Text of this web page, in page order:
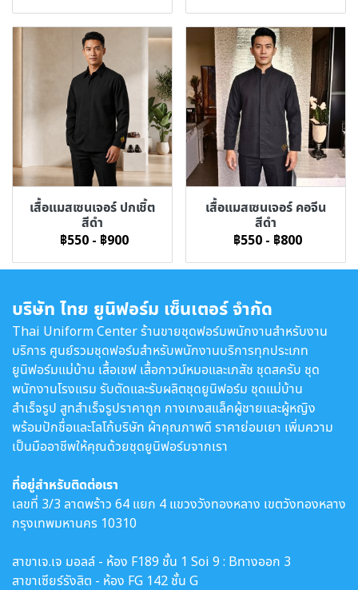
เสื้อแมสเซนเจอร์ ปกเชิ้ต
สีดำ
฿550 - ฿900
เสื้อแมสเซนเจอร์ คอจีน
สีดำ
฿550 - ฿800
บริษัท ไทย ยูนิฟอร์ม เซ็นเตอร์ จำกัด
Thai Uniform Center ร้านขายชุดฟอร์มพนักงานสำหรับงาน
บริการ ศูนย์รวมชุดฟอร์มสำหรับพนักงานบริการทุกประเภท
ยูนิฟอร์มแม่บ้าน เสื้อเชฟ เสื้อกาวน์หมอและเภสัช ชุดสครับ ชุด
พนักงานโรงแรม รับตัดและรับผลิตชุดยูนิฟอร์ม ชุดแม่บ้าน
สำเร็จรูป สูทสำเร็จรูปราคาถูก กางเกงสแล็คผู้ชายและผู้หญิง
พร้อมปักชื่อและโลโก้บริษัท ผ้าคุณภาพดี ราคาย่อมเยา เพิ่มความ
เป็นมืออาชีพให้คุณด้วยชุดยูนิฟอร์มจากเรา
ที่อยู่สำหรับติดต่อเรา
เลขที่ 3/3 ลาดพร้าว 64 แยก 4 แขวงวังทองหลาง เขตวังทองหลาง
กรุงเทพมหานคร 10310
สาขาเจ.เจ มอลล์ - ห้อง F189 ชั้น 1 Soi 9 : Bทางออก 3
สาขาเซียร์รังสิต - ห้อง FG 142 ชั้น G